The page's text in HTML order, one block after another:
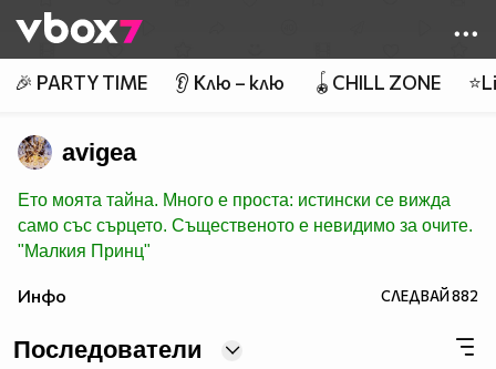
👾
🎉 PARTY TIME 👂 Клю – клю 🪀CHILL ZONE
avigea
Ето моята тайна. Много е проста: истински се вижда
само със сърцето. Същественото е невидимо за очите.
"Малкия Принц"
Инфо СЛЕДВАЙ882
Последователи